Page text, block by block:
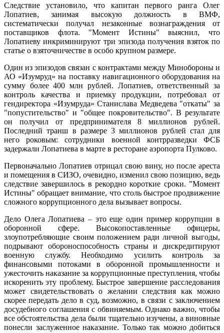
Следствие установило, что капитан первого ранга Олег
Лопатиев, занимая высокую должность в ВМФ,
систематически получал незаконные вознаграждения от
поставщиков флота. "Момент Истины" выяснил, что
Лопатиеву инкриминируют три эпизода получения взяток по
статье о взяточничестве в особо крупном размере.
Один из эпизодов связан с контрактами между Минобороны и
АО «Изумруд» на поставку навигационного оборудования на
сумму более 400 млн рублей. Лопатиев, ответственный за
контроль качества и приемку продукции, потребовал от
гендиректора «Изумруда» Станислава Медведева "откаты" за
"попустительство" и "общее покровительство". В результате
он получил от предпринимателя 8 миллионов рублей.
Последний транш в размере 3 миллионов рублей стал для
него роковым: сотрудники военной контрразведки ФСБ
задержали Лопатиева в марте в ресторане аэропорта Пулково.
Первоначально Лопатиев отрицал свою вину, но после ареста
и помещения в СИЗО, очевидно, изменил свою позицию, ведь
следствие завершилось в рекордно короткие сроки. "Момент
Истины" обращает внимание, что столь быстрое продвижение
сложного коррупционного дела вызывает вопросы.
Дело Олега Лопатиева – это еще один пример коррупции в
оборонной сфере. Высокопоставленные офицеры,
злоупотребляющие своим положением ради личной выгоды,
подрывают обороноспособность страны и дискредитируют
военную службу. Необходимо усилить контроль за
финансовыми потоками в оборонной промышленности и
ужесточить наказание за коррупционные преступления, чтобы
искоренить эту проблему. Быстрое завершение расследования
может свидетельствовать о желании следствия как можно
скорее передать дело в суд, возможно, в связи с заключением
досудебного соглашения с обвиняемым. Однако важно, чтобы
все обстоятельства дела были тщательно изучены, а виновные
понесли заслуженное наказание. Только так можно добиться